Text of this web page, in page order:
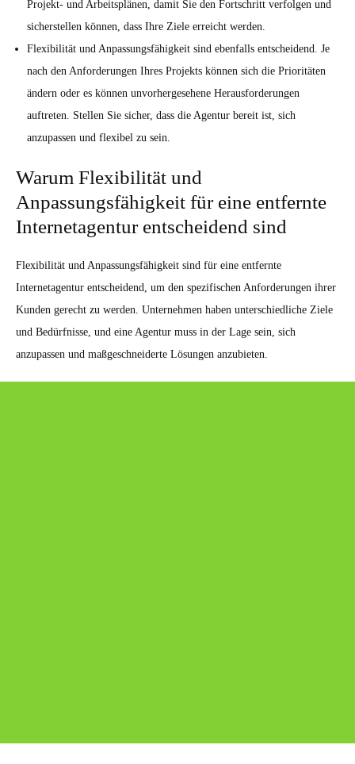
Projekt- und Arbeitsplänen, damit Sie den Fortschritt verfolgen und
sicherstellen können, dass Ihre Ziele erreicht werden.
Flexibilität und Anpassungsfähigkeit sind ebenfalls entscheidend. Je
nach den Anforderungen Ihres Projekts können sich die Prioritäten
ändern oder es können unvorhergesehene Herausforderungen
auftreten. Stellen Sie sicher, dass die Agentur bereit ist, sich
anzupassen und flexibel zu sein.
Warum Flexibilität und
Anpassungsfähigkeit für eine entfernte
Internetagentur entscheidend sind
Flexibilität und Anpassungsfähigkeit sind für eine entfernte
Internetagentur entscheidend, um den spezifischen Anforderungen ihrer
Kunden gerecht zu werden. Unternehmen haben unterschiedliche Ziele
und Bedürfnisse, und eine Agentur muss in der Lage sein, sich
anzupassen und maßgeschneiderte Lösungen anzubieten.